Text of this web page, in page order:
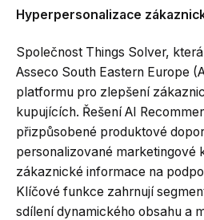
Hyperpersonalizace
Společnost Things Solver,
Asseco South Eastern Europe
platformu pro zlepšení
kupujících. Řešení AI
přizpůsobené produktové
personalizované marketingové
zákaznické informace na
Klíčové funkce zahrnují
sdílení dynamického obsahu a